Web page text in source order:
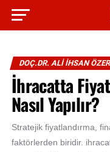
DOÇ.DR. ALI İHSAN
İhracatta
Nasıl Yapılır?
Stratejik fiyatlandırma,
faktörlerden biridir.